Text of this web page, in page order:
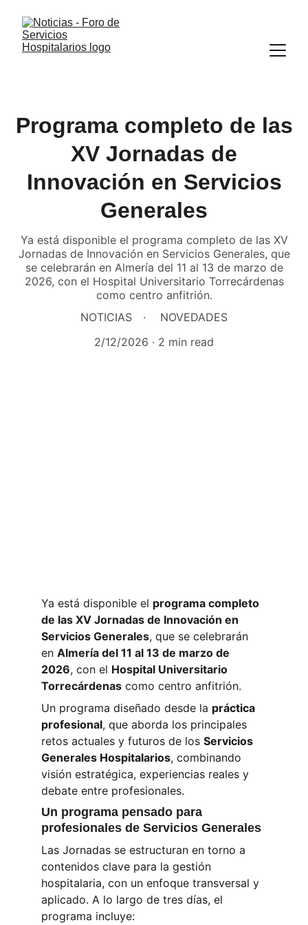
Programa completo de las
XV Jornadas de
Innovación en Servicios
Generales
Ya está disponible el programa completo de las XV
Jornadas de Innovación en Servicios Generales, que
se celebrarán en Almería del 11 al 13 de marzo de
2026, con el Hospital Universitario Torrecárdenas
como centro anfitrión.
NOTICIAS
NOVEDADES
2/12/2026
2 min read
Ya está disponible el programa completo
de las XV Jornadas de Innovación en
Servicios Generales, que se celebrarán
en Almería del 11 al 13 de marzo de
2026, con el Hospital Universitario
Torrecárdenas como centro anfitrión.
Un programa diseñado desde la práctica
profesional, que aborda los principales
retos actuales y futuros de los Servicios
Generales Hospitalarios, combinando
visión estratégica, experiencias reales y
debate entre profesionales.
Un programa pensado para
profesionales de Servicios Generales
Las Jornadas se estructuran en torno a
contenidos clave para la gestión
hospitalaria, con un enfoque transversal y
aplicado. A lo largo de tres días, el
programa incluye: